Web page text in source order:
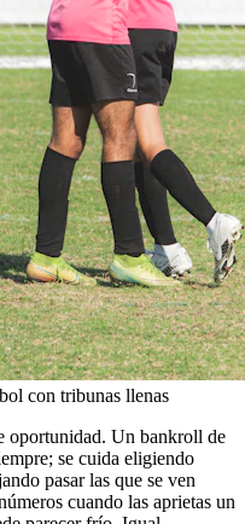
con tribunas llenas
oportunidad. Un bankroll de
se cuida eligiendo
pasar las que se ven
cuando las aprietas un